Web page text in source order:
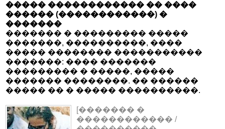
����� ������������ �� ����
������ (������������) �
�������
������� � ��������� �����
�������, ����������, ����
����� �������� �����������
�������: ���� �������
��������� � �����, �����
������� ��������. �� ������
����� �� � ����� ����������.
[������� �
������������ /